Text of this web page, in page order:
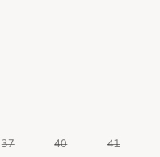
37Variante
40Variante
41